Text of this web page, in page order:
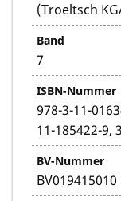
(Troeltsch
Band
7
ISBN-Nummer
978-3-11-
11-185422-9,
BV-Nummer
BV019415010